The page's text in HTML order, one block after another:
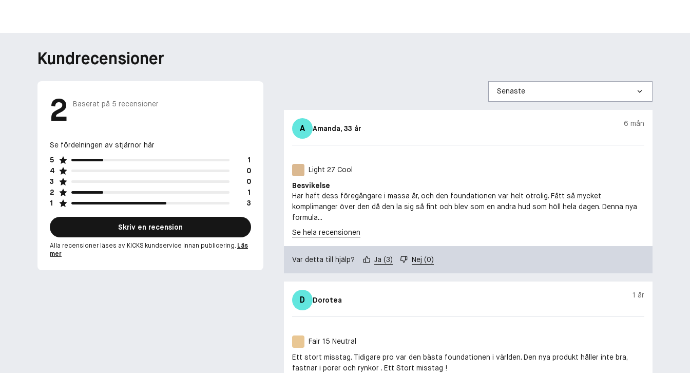
Kundrecensioner
2 Baserat på 5 recensioner
Se fördelningen av stjärnor här
5
1
4
0
3
0
2
1
1
3
Skriv en recension
Alla recensioner läses av KICKS kundservice innan publicering. Läs
mer
Sortera
efter
A Amanda, 33 år
6 mån
Light 27 Cool
Besvikelse
Har haft dess föregångare i massa år, och den foundationen var helt otrolig. Fått så mycket
komplimanger över den då den la sig så fint och blev som en andra hud som höll hela dagen. Denna nya
formula...
Se hela recensionen
Var detta till hjälp? Ja (3) Nej (0)
D Dorotea
1 år
Fair 15 Neutral
Ett stort misstag. Tidigare pro var den bästa foundationen i världen. Den nya produkt håller inte bra,
fastnar i porer och rynkor . Ett Stort misstag !